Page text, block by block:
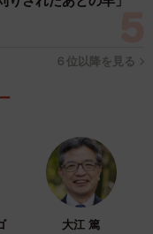
６位以降を見る
大江 篤